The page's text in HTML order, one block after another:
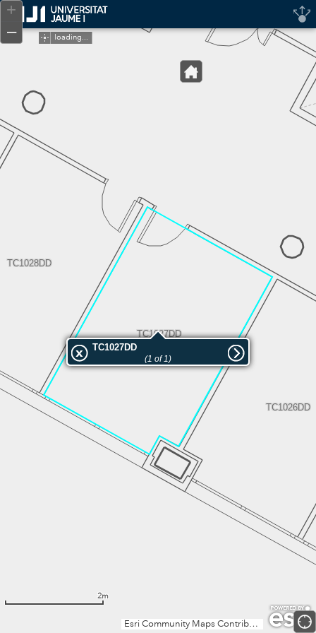
TC1026DD
TC1027DD
TC1028DD
Esri Community Maps Contributors, Institut Cartogràfic Valencià, Dirección General de Catastro, Instituto Geográfico Nacional, Esri, TomTom, Garmin, GeoTechnologies, Inc, METI/NASA, USGS
TC1027DD
(1 of 1)
loading...
2m
+
–